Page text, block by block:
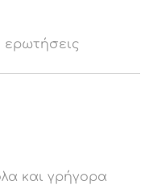
ερωτήσεις
και γρήγορα